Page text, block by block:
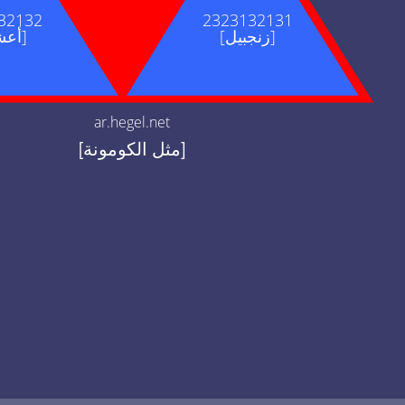
[أعشاب]
2323132131
[زنجبيل]
ar.hegel.net
[مثل الكومونة]